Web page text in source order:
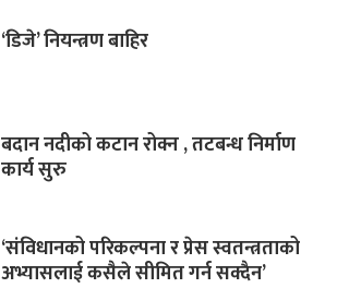
‘डिजे’ नियन्त्रण बाहिर
बदान नदीको कटान रोक्न , तटबन्ध निर्माण
कार्य सुरु
‘संविधानको परिकल्पना र प्रेस स्वतन्त्रताको
अभ्यासलाई कसैले सीमित गर्न सक्दैन’